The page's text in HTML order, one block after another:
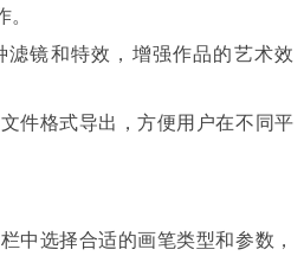
滤镜和特效，增强作品的艺术效
件格式导出，方便用户在不同平
中选择合适的画笔类型和参数，